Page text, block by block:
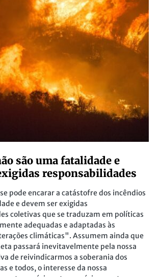
são uma fatalidade e
responsabilidades
pode encarar a catástofre dos incêndios
e devem ser exigidas
coletivas que se traduzam em políticas
adequadas e adaptadas às
climáticas". Assumem ainda que
passará inevitavelmente pela nossa
de reivindicarmos a soberania dos
e todos, o interesse da nossa